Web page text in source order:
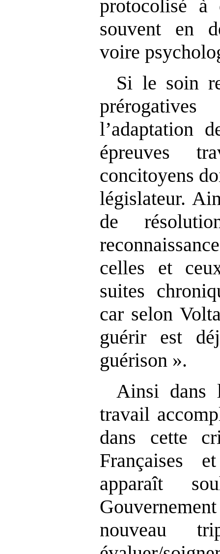
protocolisé à
souvent en
voire
Si le soin
l’adaptation
épreuves
concitoyens
législateur.
de
celles et
suites
car selon
guérir est
guérison ».
Ainsi dans
travail
dans cette
Françaises
apparaît
nouveau